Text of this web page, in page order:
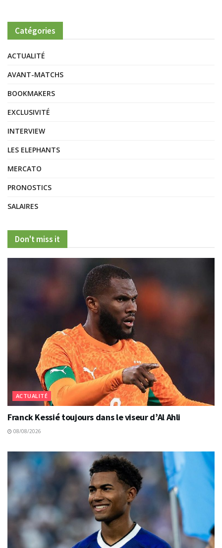
Catégories
ACTUALITÉ
AVANT-MATCHS
BOOKMAKERS
EXCLUSIVITÉ
INTERVIEW
LES ELEPHANTS
MERCATO
PRONOSTICS
SALAIRES
Don't miss it
ACTUALITÉ
Franck Kessié toujours dans le viseur d’Al Ahli
08/08/2026